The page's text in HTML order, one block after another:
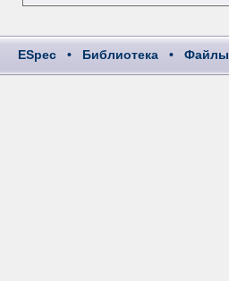
ESpec • Библиотека • Файлы